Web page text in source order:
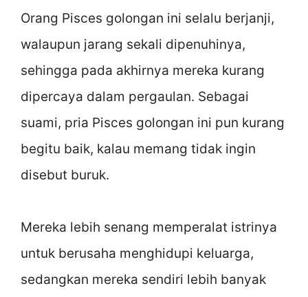
Orang Pisces golongan ini selalu berjanji,
walaupun jarang sekali dipenuhinya,
sehingga pada akhirnya mereka kurang
dipercaya dalam pergaulan. Sebagai
suami, pria Pisces golongan ini pun kurang
begitu baik, kalau memang tidak ingin
disebut buruk.
Mereka lebih senang memperalat istrinya
untuk berusaha menghidupi keluarga,
sedangkan mereka sendiri lebih banyak